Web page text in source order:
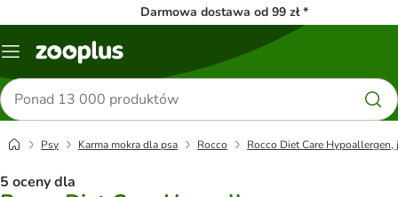
Darmowa dostawa od 99 zł *
Menu
Szukaj
produktów
Psy Karma mokra dla psa Rocco Rocco Diet Care
5 oceny dla